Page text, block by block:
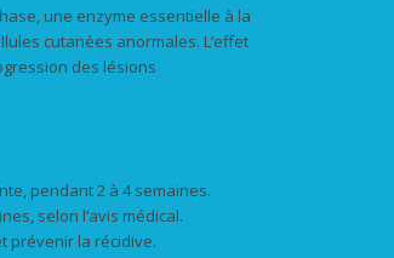
une enzyme essentielle à la
cutanées anormales. L’effet
des lésions
pendant 2 à 4 semaines.
selon l’avis médical.
prévenir la récidive.